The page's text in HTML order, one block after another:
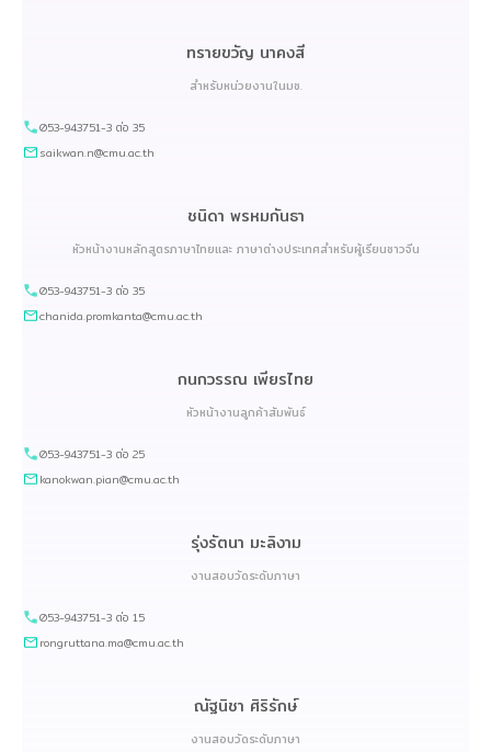
ทรายขวัญ นาคงสี
สำหรับหน่วยงานในมช.
053-943751-3 ต่อ 35
saikwan.n@cmu.ac.th
ชนิดา พรหมกันธา
หัวหน้างานหลักสูตรภาษาไทยและ ภาษาต่างประเทศสำหรับผู้เรียนชาวจีน
053-943751-3 ต่อ 35
chanida.promkanta@cmu.ac.th
กนกวรรณ เพียรไทย
หัวหน้างานลูกค้าสัมพันธ์
053-943751-3 ต่อ 25
kanokwan.pian@cmu.ac.th
รุ่งรัตนา มะลิงาม
งานสอบวัดระดับภาษา
053-943751-3 ต่อ 15
rongruttana.ma@cmu.ac.th
ณัฐนิชา ศิริรักษ์
งานสอบวัดระดับภาษา